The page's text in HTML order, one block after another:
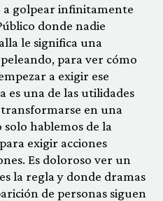
a golpear infinitamente
donde nadie
le significa una
para ver cómo
a exigir ese
es una de las utilidades
en una
hablemos de la
exigir acciones
Es doloroso ver un
la regla y donde dramas
de personas siguen